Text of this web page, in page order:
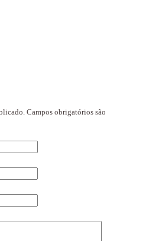
Campos obrigatórios são